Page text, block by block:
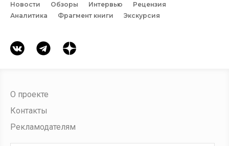
Новости Обзоры Интервью
Рецензия
Аналитика
Фрагмент книги Экскурсия
О проекте
Контакты
Рекламодателям